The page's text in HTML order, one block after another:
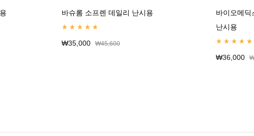
바슈롬 소프렌 데일리 난시용
₩35,000 ₩45,600
바이오메딕
난시용
₩36,000